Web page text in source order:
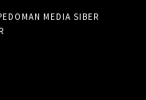
MEDIA SIBER